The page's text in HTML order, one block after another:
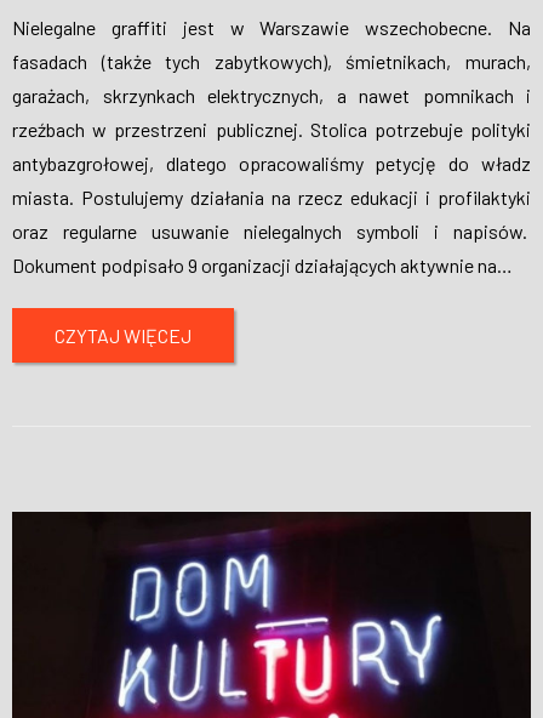
Nielegalne graffiti jest w Warszawie wszechobecne. Na
fasadach (także tych zabytkowych), śmietnikach, murach,
garażach, skrzynkach elektrycznych, a nawet pomnikach i
rzeźbach w przestrzeni publicznej. Stolica potrzebuje polityki
antybazgrołowej, dlatego opracowaliśmy petycję do władz
miasta. Postulujemy działania na rzecz edukacji i profilaktyki
oraz regularne usuwanie nielegalnych symboli i napisów.
Dokument podpisało 9 organizacji działających aktywnie na…
CZYTAJ WIĘCEJ